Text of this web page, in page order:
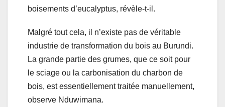
boisements d’eucalyptus, révèle-t-il.
Malgré tout cela, il n’existe pas de véritable
industrie de transformation du bois au Burundi.
La grande partie des grumes, que ce soit pour
le sciage ou la carbonisation du charbon de
bois, est essentiellement traitée manuellement,
observe Nduwimana.